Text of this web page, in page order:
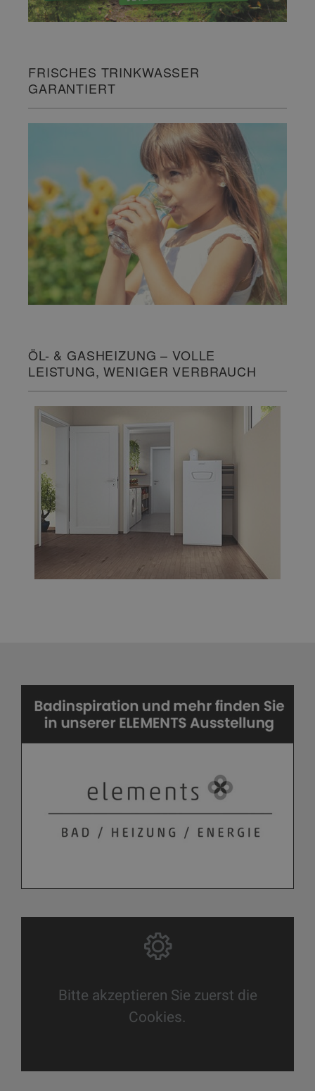
FRISCHES TRINKWASSER
GARANTIERT
ÖL- & GASHEIZUNG – VOLLE
LEISTUNG, WENIGER VERBRAUCH
Bitte akzeptieren Sie zuerst die
Cookies.